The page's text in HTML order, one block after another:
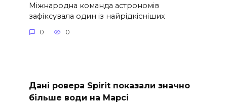
Міжнародна команда астрономів
зафіксувала один із найрідкісніших
0 0
Дані ровера Spirit показали значно
більше води на Марсі